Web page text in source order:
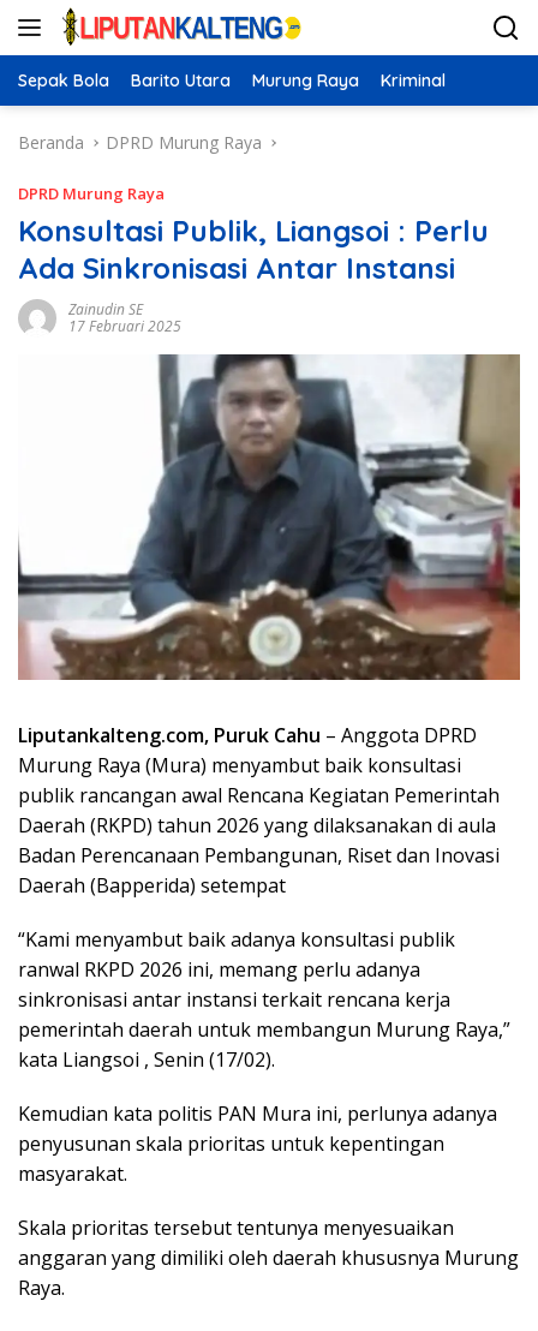
Langsung
Sepak Bola Barito Utara Murung Raya Kriminal
Beranda DPRD Murung Raya
DPRD Murung Raya
Konsultasi Publik, Liangsoi : Perlu
Ada Sinkronisasi Antar Instansi
Zainudin SE
17 Februari 2025
Liputankalteng.com, Puruk Cahu – Anggota DPRD
Murung Raya (Mura) menyambut baik konsultasi
publik rancangan awal Rencana Kegiatan Pemerintah
Daerah (RKPD) tahun 2026 yang dilaksanakan di aula
Badan Perencanaan Pembangunan, Riset dan Inovasi
Daerah (Bapperida) setempat
“Kami menyambut baik adanya konsultasi publik
ranwal RKPD 2026 ini, memang perlu adanya
sinkronisasi antar instansi terkait rencana kerja
pemerintah daerah untuk membangun Murung Raya,”
kata Liangsoi , Senin (17/02).
Kemudian kata politis PAN Mura ini, perlunya adanya
penyusunan skala prioritas untuk kepentingan
masyarakat.
Skala prioritas tersebut tentunya menyesuaikan
anggaran yang dimiliki oleh daerah khususnya Murung
Raya.